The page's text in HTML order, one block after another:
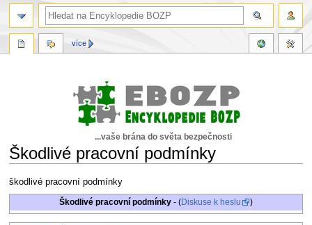
...vaše brána do světa bezpečnosti
Škodlivé pracovní podmínky
Skočit
na
Skočit
na
škodlivé pracovní podmínky
Škodlivé pracovní podmínky - (Diskuse k heslu )
více